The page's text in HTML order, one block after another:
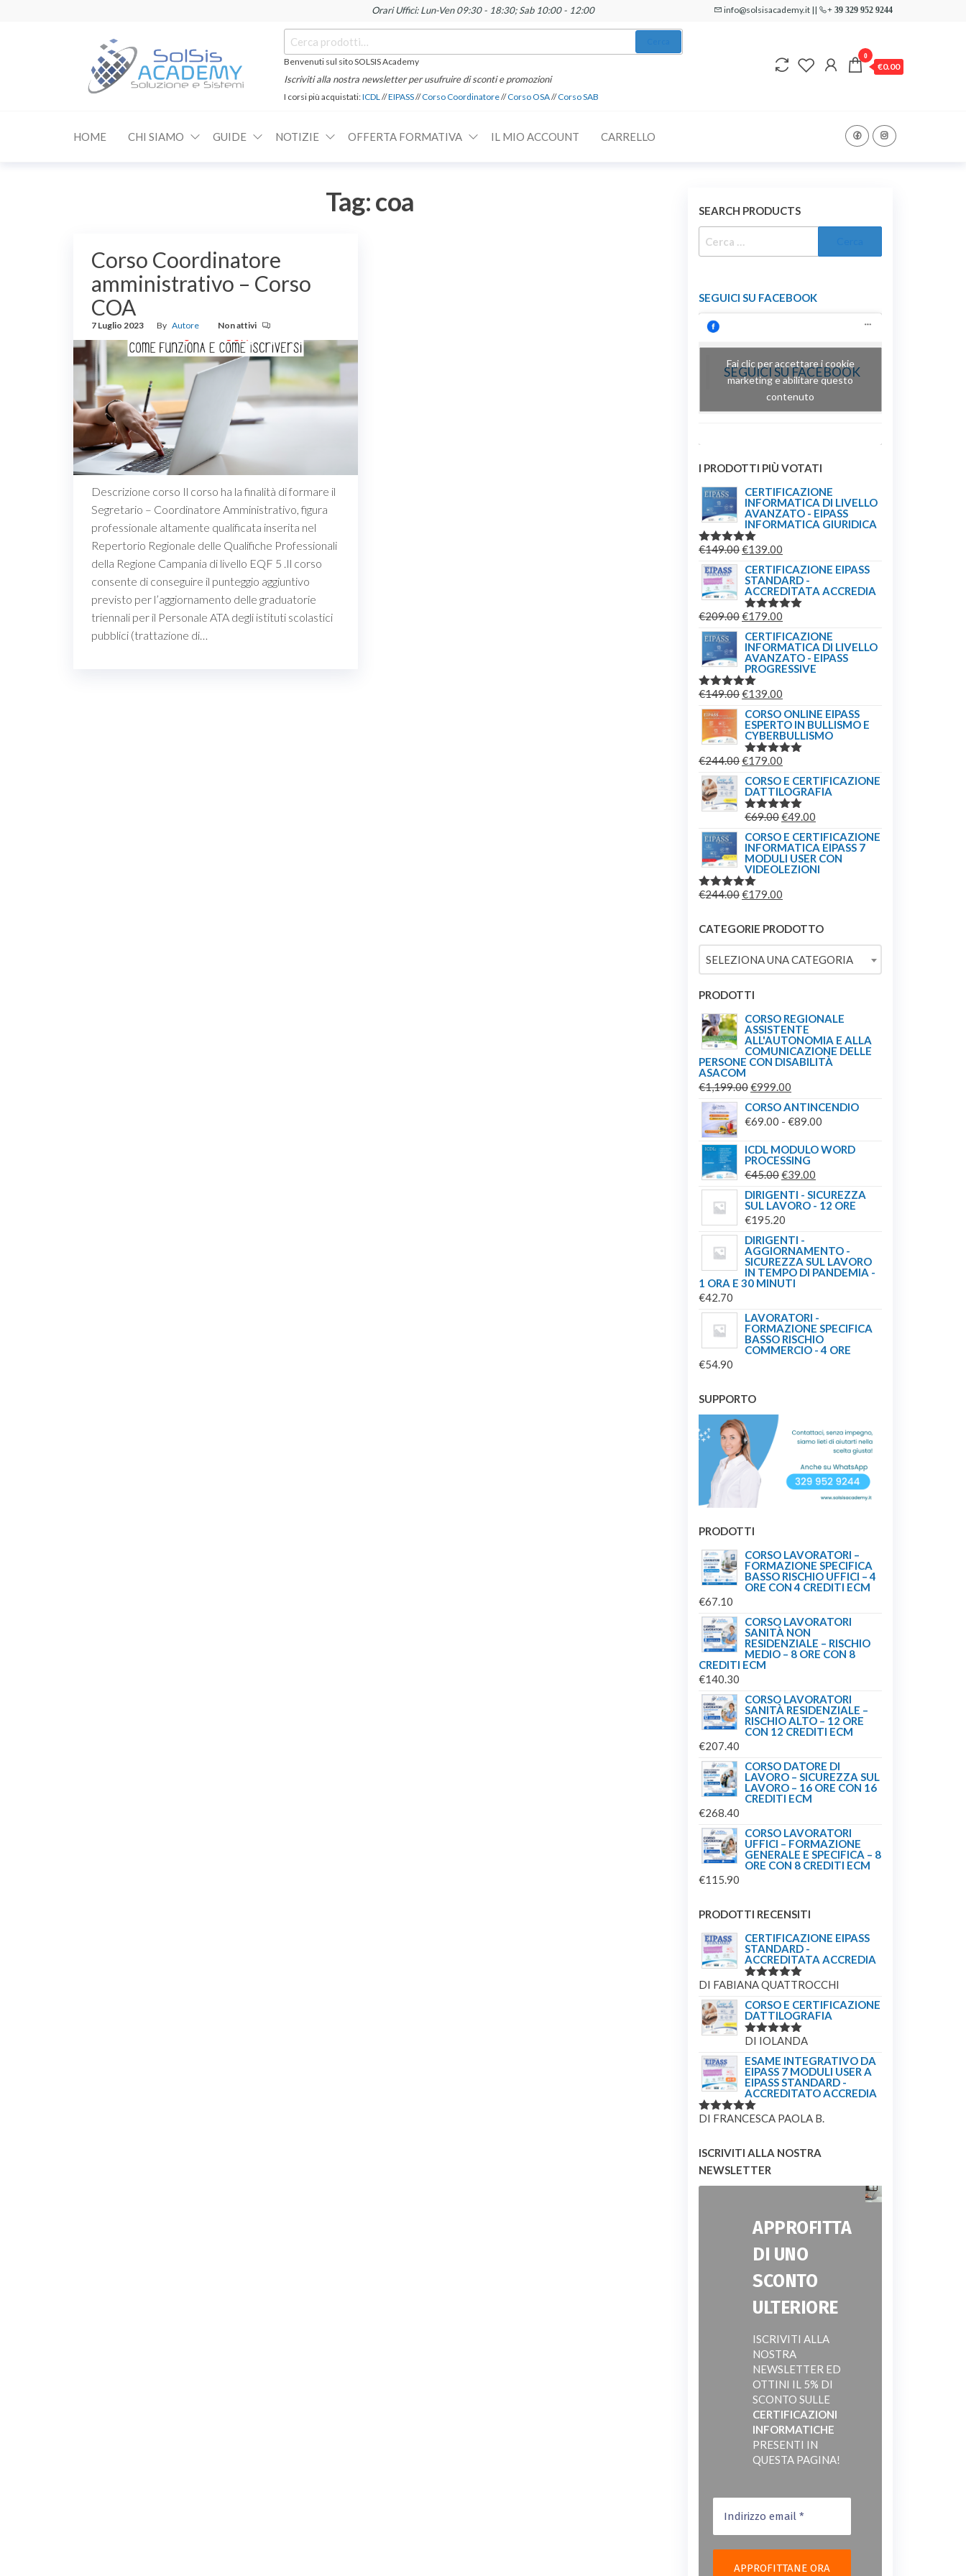
Orari Uffici: Lun-Ven 09:30 - 18:30; Sab 10:00 - 12:00 info@solsisacademy.it || + 39 329 952 9244
e
Cerca:
Benvenuti sul sito SOLSIS Academy
Iscriviti alla nostra newsletter per usufruire di sconti e promozioni
I corsi più acquistati:ICDL//EIPASS//Corso Coordinatore//Corso OSA//Corso SAB
0
€0.00
HOME CHI SIAMO GUIDE NOTIZIE OFFERTA FORMATIVA IL MIO ACCOUNT CARRELLO
Tag:coa
Corso Coordinatore
amministrativo – Corso
COA
7 Luglio 2023 By Autore Non attivi
Descrizione corso Il corso ha la finalità di formare il
Segretario – Coordinatore Amministrativo, figura
professionale altamente qualificata inserita nel
Repertorio Regionale delle Qualifiche Professionali
della Regione Campania di livello EQF 5 .Il corso
consente di conseguire il punteggio aggiuntivo
previsto per l’aggiornamento delle graduatorie
triennali per il Personale ATA degli istituti scolastici
pubblici (trattazione di…
SEARCH PRODUCTS
SEGUICI SU FACEBOOK
SEGUICI SU FACEBOOK
Fai clic per accettare i cookie
marketing e abilitare questo
contenuto
I PRODOTTI PIÙ VOTATI
CERTIFICAZIONE
INFORMATICA DI LIVELLO
AVANZATO - EIPASS
INFORMATICA GIURIDICA
VALUTATO
5.00SU 5
€149.00IL
PREZZO
ORIGINALE
ERA:
€149.00.
€139.00
PREZZO
ATTUALE
È:
CERTIFICAZIONE EIPASS
STANDARD -
ACCREDITATA ACCREDIA
VALUTATO
€209.00IL
PREZZO
ORIGINALE
ERA:
€209.00.
€179.00
PREZZO
ATTUALE
È:
CERTIFICAZIONE
INFORMATICA DI LIVELLO
AVANZATO - EIPASS
PROGRESSIVE
VALUTATO
5.00SU 5
€149.00IL
PREZZO
ORIGINALE
ERA:
€149.00.
€139.00
PREZZO
ATTUALE
È:
CORSO ONLINE EIPASS
ESPERTO IN BULLISMO E
CYBERBULLISMO
VALUTATO
€244.00IL
PREZZO
ORIGINALE
ERA:
€179.00
PREZZO
ATTUALE
È:
CORSO E CERTIFICAZIONE
DATTILOGRAFIA
VALUTATO
€69.00IL
PREZZO
ORIGINALE
ERA:
€49.00
PREZZO
ATTUALE
È:
CORSO E CERTIFICAZIONE
INFORMATICA EIPASS 7
MODULI USER CON
VIDEOLEZIONI
VALUTATO
€244.00IL
ORIGINALE
ERA:
€244.00.
€179.00
ATTUALE
È:
€179.00.
CATEGORIE PRODOTTO
SELEZIONA UNA CATEGORIA
PRODOTTI
CORSO REGIONALE
ASSISTENTE
ALL'AUTONOMIA E ALLA
COMUNICAZIONE DELLE
PERSONE CON DISABILITÀ
ASACOM
€1,199.00IL
PREZZO
ORIGINALE
€1,199.00.
€999.00
PREZZO
ATTUALE
€999.00.
CORSO ANTINCENDIO
€69.00 - €89.00
PREZZO:
€69.00
A
ICDL MODULO WORD
PROCESSING
€45.00IL
PREZZO
ORIGINALE
ERA:
€45.00.
€39.00
PREZZO
ATTUALE
DIRIGENTI - SICUREZZA
SUL LAVORO - 12 ORE
€195.20
DIRIGENTI -
AGGIORNAMENTO -
SICUREZZA SUL LAVORO
IN TEMPO DI PANDEMIA -
1 ORA E 30 MINUTI
€42.70
LAVORATORI -
FORMAZIONE SPECIFICA
BASSO RISCHIO
COMMERCIO - 4 ORE
€54.90
SUPPORTO
PRODOTTI
CORSO LAVORATORI –
FORMAZIONE SPECIFICA
BASSO RISCHIO UFFICI – 4
ORE CON 4 CREDITI ECM
€67.10
CORSO LAVORATORI
SANITÀ NON
RESIDENZIALE – RISCHIO
MEDIO – 8 ORE CON 8
CREDITI ECM
€140.30
CORSO LAVORATORI
SANITÀ RESIDENZIALE –
RISCHIO ALTO – 12 ORE
CON 12 CREDITI ECM
€207.40
CORSO DATORE DI
LAVORO – SICUREZZA SUL
LAVORO – 16 ORE CON 16
CREDITI ECM
€268.40
CORSO LAVORATORI
UFFICI – FORMAZIONE
GENERALE E SPECIFICA – 8
ORE CON 8 CREDITI ECM
€115.90
PRODOTTI RECENSITI
CERTIFICAZIONE EIPASS
STANDARD -
ACCREDITATA ACCREDIA
VALUTATO
DI FABIANA QUATTROCCHI
CORSO E CERTIFICAZIONE
DATTILOGRAFIA
VALUTATO
DI IOLANDA
ESAME INTEGRATIVO DA
EIPASS 7 MODULI USER A
EIPASS STANDARD -
ACCREDITATO ACCREDIA
VALUTATO
DI FRANCESCA PAOLA B.
ISCRIVITI ALLA NOSTRA
NEWSLETTER
APPROFITTA
DI UNO
SCONTO
ULTERIORE
ISCRIVITI ALLA
NOSTRA
NEWSLETTER ED
OTTINI IL 5% DI
SCONTO SULLE
CERTIFICAZIONI
INFORMATICHE
PRESENTI IN
QUESTA PAGINA!